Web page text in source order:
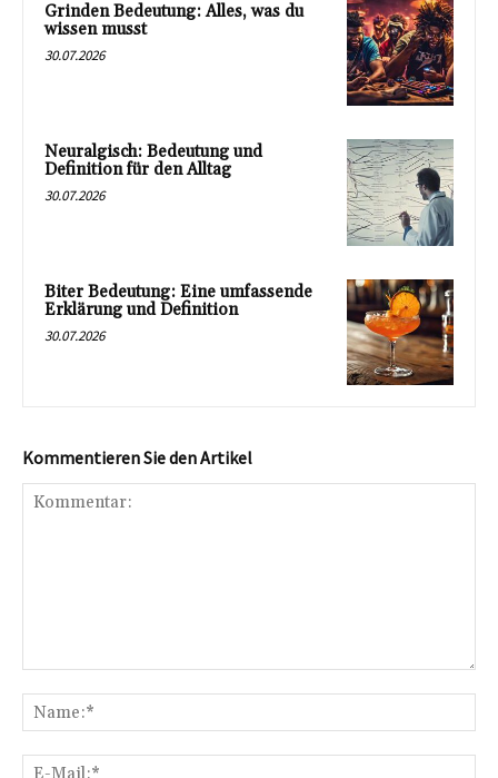
Grinden Bedeutung: Alles, was du
wissen musst
30.07.2026
Neuralgisch: Bedeutung und
Definition für den Alltag
30.07.2026
Biter Bedeutung: Eine umfassende
Erklärung und Definition
30.07.2026
Kommentieren Sie den Artikel